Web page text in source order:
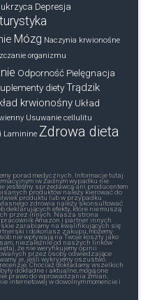
Depresja
Mózg Naczynia krwionośne
organizmu
Odporność Pielęgnacja
diety Trądzik
krwionośny Układ
Usuwanie cellulitu
Laminine Zdrowa dieta
porad medycznych. Informacje tutaj
iw żadnym wypadku nie
jesteśmy sprzedawcą ani producentem
produktów należy kierować do
produktu lub w przypadku
zdrowia należy skonsultować
deklarujących efekty, które nie muszą
przez innych. Nasza strona
Amazon i partner innych
zarabiamy na kwalifikujących się
i dokonasz zakupu, możemy
nie wpływają na Twoje koszty jako
niezależnie od naszych linków
że nie weryfikujemy opinii
przez osoby odwiedzające
je, jeśli wykryjemy oszustwo.
Chociaż dokładamy wszelkich
dokładne i aktualne, mogą one
prawo do wprowadzania zmian,
internetowej w dowolnym momencie i